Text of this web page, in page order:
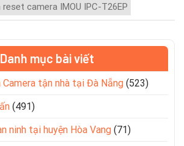
reset camera IMOU IPC-T26EP
Danh mục bài viết
Camera tận nhà tại Đà Nẵng (523)
(491)
ninh tại huyện Hòa Vang (71)